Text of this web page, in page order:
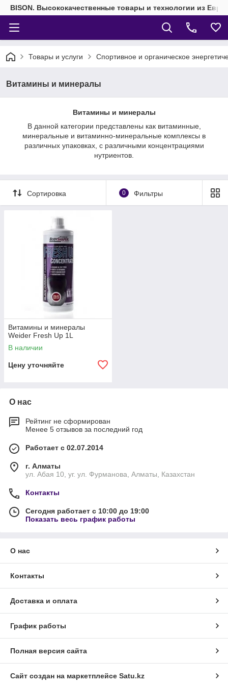
BISON. Высококачественные товары и технологии из
Товары и услуги Спортивное и органическое
Витамины и минералы
Витамины и минералы
В данной категории представлены как витаминные,
минеральные и витаминно-минеральные комплексы в
различных упаковках, с различными концентрациями
нутриентов.
Сортировка 0 Фильтры
Витамины и минералы
Weider Fresh Up 1L
В наличии
Цену уточняйте
О нас
Рейтинг не сформирован
Менее 5 отзывов за последний год
Работает с 02.07.2014
г. Алматы
ул. Абая 10, уг. ул. Фурманова, Алматы, Казахстан
Контакты
Сегодня работает с 10:00 до 19:00
Показать весь график работы
О нас
Контакты
Доставка и оплата
График работы
Полная версия сайта
Сайт создан на маркетплейсе Satu.kz